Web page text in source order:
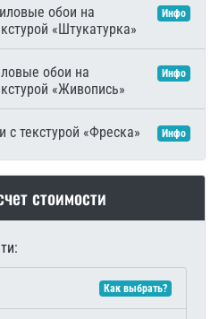
обои на
«Штукатурка»
Инфо
обои на
«Живопись»
Инфо
с текстурой «Фреска» Инфо
стоимости
Как выбрать?